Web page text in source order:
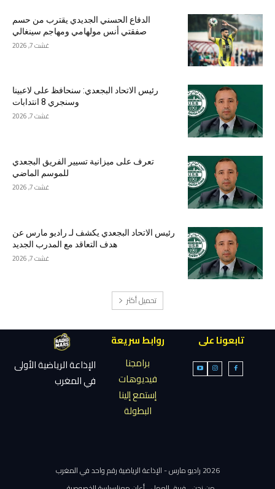
الدفاع الحسني الجديدي يقترب من حسم
صفقتي أنس مولهامي ومهاجم سينغالي
غشت 7, 2026
رئيس الاتحاد البجعدي: سنحافظ على لاعبينا
وسنجري 8 انتدابات
غشت 7, 2026
تعرف على ميزانية تسيير الفريق البجعدي
للموسم الماضي
غشت 7, 2026
رئيس الاتحاد البجعدي يكشف لـ راديو مارس عن
هدف التعاقد مع المدرب الجديد
غشت 7, 2026
تحميل أكثر
تابعونا على
روابط سريعة
برامجنا
فيديوهات
إستمع إلينا
البطولة
الإذاعة الرياضية الأولى
في المغرب
2026 راديو مارس - الإذاعة الرياضية رقم واحد في المغرب